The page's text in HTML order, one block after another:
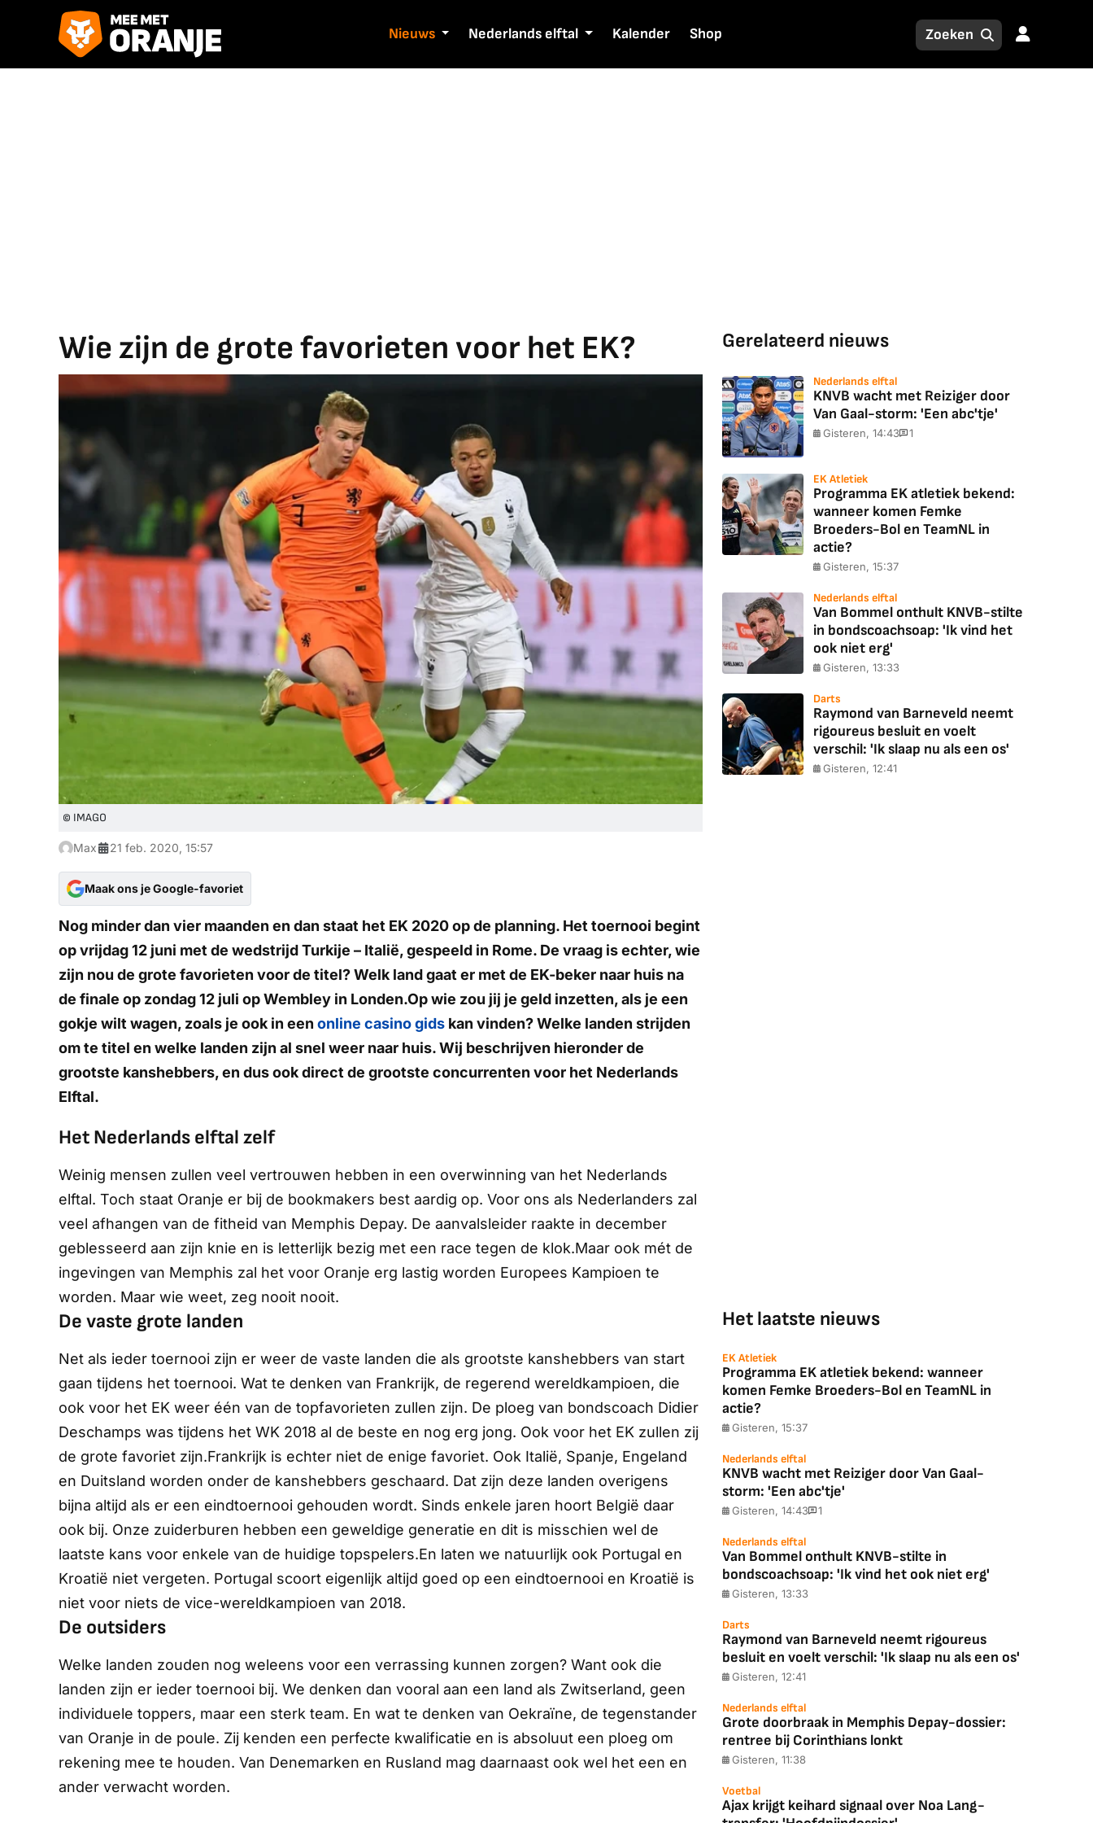
Nieuws Nederlands elftal Kalender Shop
Wie zijn de grote favorieten voor het EK?
© IMAGO
Max 21 feb. 2020, 15:57
Maak ons je Google-favoriet
Nog minder dan vier maanden en dan staat het EK 2020 op de planning. Het toernooi begint
op vrijdag 12 juni met de wedstrijd Turkije – Italië, gespeeld in Rome. De vraag is echter, wie
zijn nou de grote favorieten voor de titel? Welk land gaat er met de EK-beker naar huis na
de finale op zondag 12 juli op Wembley in Londen.Op wie zou jij je geld inzetten, als je een
gokje wilt wagen, zoals je ook in een online casino gids kan vinden? Welke landen strijden
om te titel en welke landen zijn al snel weer naar huis. Wij beschrijven hieronder de
grootste kanshebbers, en dus ook direct de grootste concurrenten voor het Nederlands
Elftal.
Het Nederlands elftal zelf
Weinig mensen zullen veel vertrouwen hebben in een overwinning van het Nederlands
elftal. Toch staat Oranje er bij de bookmakers best aardig op. Voor ons als Nederlanders zal
veel afhangen van de fitheid van Memphis Depay. De aanvalsleider raakte in december
geblesseerd aan zijn knie en is letterlijk bezig met een race tegen de klok.Maar ook mét de
ingevingen van Memphis zal het voor Oranje erg lastig worden Europees Kampioen te
worden. Maar wie weet, zeg nooit nooit.
De vaste grote landen
Net als ieder toernooi zijn er weer de vaste landen die als grootste kanshebbers van start
gaan tijdens het toernooi. Wat te denken van Frankrijk, de regerend wereldkampioen, die
ook voor het EK weer één van de topfavorieten zullen zijn. De ploeg van bondscoach Didier
Deschamps was tijdens het WK 2018 al de beste en nog erg jong. Ook voor het EK zullen zij
de grote favoriet zijn.Frankrijk is echter niet de enige favoriet. Ook Italië, Spanje, Engeland
en Duitsland worden onder de kanshebbers geschaard. Dat zijn deze landen overigens
bijna altijd als er een eindtoernooi gehouden wordt. Sinds enkele jaren hoort België daar
ook bij. Onze zuiderburen hebben een geweldige generatie en dit is misschien wel de
laatste kans voor enkele van de huidige topspelers.En laten we natuurlijk ook Portugal en
Kroatië niet vergeten. Portugal scoort eigenlijk altijd goed op een eindtoernooi en Kroatië is
niet voor niets de vice-wereldkampioen van 2018.
De outsiders
Welke landen zouden nog weleens voor een verrassing kunnen zorgen? Want ook die
landen zijn er ieder toernooi bij. We denken dan vooral aan een land als Zwitserland, geen
individuele toppers, maar een sterk team. En wat te denken van Oekraïne, de tegenstander
van Oranje in de poule. Zij kenden een perfecte kwalificatie en is absoluut een ploeg om
rekening mee te houden. Van Denemarken en Rusland mag daarnaast ook wel het een en
ander verwacht worden.
Gerelateerd nieuws
Nederlands elftal
KNVB wacht met Reiziger door
Van Gaal-storm: 'Een abc'tje'
Gisteren, 14:43 1
EK Atletiek
Programma EK atletiek bekend:
wanneer komen Femke
Broeders-Bol en TeamNL in
actie?
Gisteren, 15:37
Nederlands elftal
Van Bommel onthult KNVB-stilte
in bondscoachsoap: 'Ik vind het
ook niet erg'
Gisteren, 13:33
Darts
Raymond van Barneveld neemt
rigoureus besluit en voelt
verschil: 'Ik slaap nu als een os'
Gisteren, 12:41
Het laatste nieuws
EK Atletiek
Programma EK atletiek bekend: wanneer
komen Femke Broeders-Bol en TeamNL in
actie?
Gisteren, 15:37
Nederlands elftal
KNVB wacht met Reiziger door Van Gaal-
storm: 'Een abc'tje'
Gisteren, 14:43 1
Nederlands elftal
Van Bommel onthult KNVB-stilte in
bondscoachsoap: 'Ik vind het ook niet erg'
Gisteren, 13:33
Darts
Raymond van Barneveld neemt rigoureus
besluit en voelt verschil: 'Ik slaap nu als een os'
Gisteren, 12:41
Nederlands elftal
Grote doorbraak in Memphis Depay-dossier:
rentree bij Corinthians lonkt
Gisteren, 11:38
Voetbal
Ajax krijgt keihard signaal over Noa Lang-